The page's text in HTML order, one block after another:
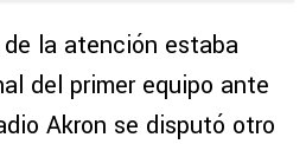
la atención estaba
del primer equipo ante
Akron se disputó otro